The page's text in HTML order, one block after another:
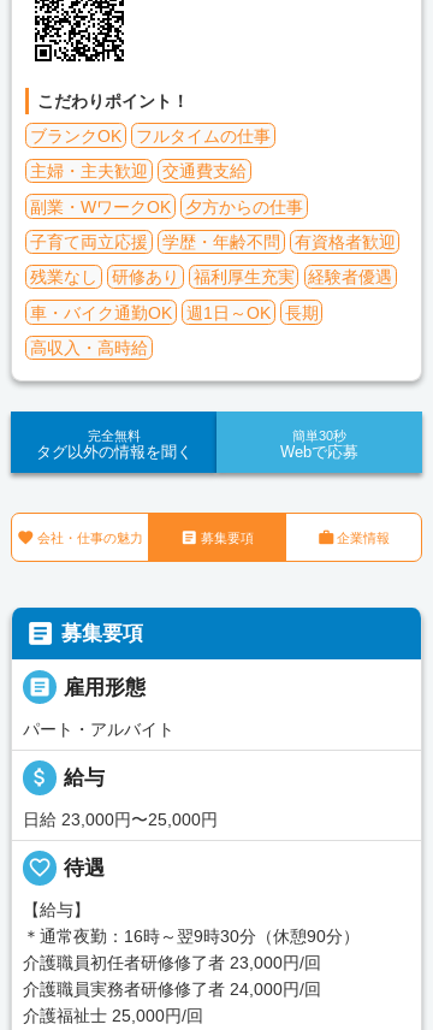
こだわりポイント！
ブランクOK
フルタイムの仕事
主婦・主夫歓迎
交通費支給
副業・WワークOK
夕方からの仕事
子育て両立応援
学歴・年齢不問
有資格者歓迎
残業なし
研修あり 福利厚生充実
経験者優遇
車・バイク通勤OK
週1日～OK
長期
高収入・高時給
完全無料
タグ以外の情報を聞く
簡単30秒
Webで応募
 会社・仕事の魅力  募集要項 企業情報
 募集要項
 雇用形態
パート・アルバイト
attach_money 給与
日給 23,000円〜25,000円
favorite_border 待遇
【給与】
＊通常夜勤：16時～翌9時30分（休憩90分）
介護職員初任者研修修了者 23,000円/回
介護職員実務者研修修了者 24,000円/回
介護福祉士 25,000円/回